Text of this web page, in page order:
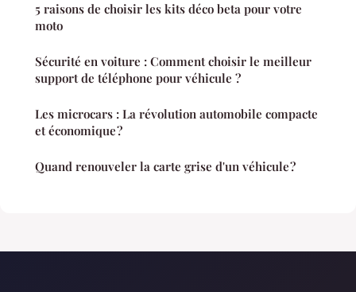
5 raisons de choisir les kits déco beta pour votre
moto
Sécurité en voiture : Comment choisir le meilleur
support de téléphone pour véhicule ?
Les microcars : La révolution automobile compacte
et économique ?
Quand renouveler la carte grise d'un véhicule ?